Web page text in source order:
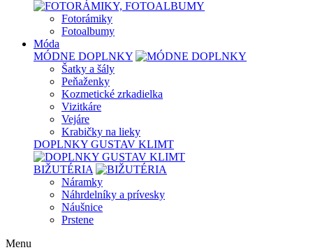
Fotorámiky
Fotoalbumy
Móda
MÓDNE DOPLNKY
Šatky a šály
Peňaženky
Kozmetické zrkadielka
Vizitkáre
Vejáre
Krabičky na lieky
DOPLNKY GUSTAV KLIMT
BIŽUTÉRIA
Náramky
Náhrdelníky a prívesky
Náušnice
Prstene
Menu